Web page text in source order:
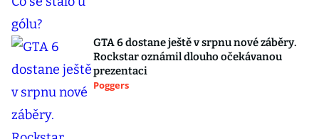
GTA 6 dostane ještě v srpnu nové záběry.
Rockstar oznámil dlouho očekávanou
prezentaci
Poggers